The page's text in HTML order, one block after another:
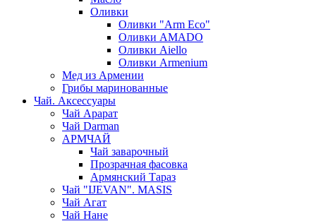
Оливки
Оливки "Arm Eco"
Оливки AMADO
Оливки Aiello
Оливки Armenium
Мед из Армении
Грибы маринованные
Чай. Аксессуары
Чай Арарат
Чай Darman
АРМЧАЙ
Чай заварочный
Прозрачная фасовка
Армянский Тараз
Чай "IJEVAN". MASIS
Чай Агат
Чай Нане